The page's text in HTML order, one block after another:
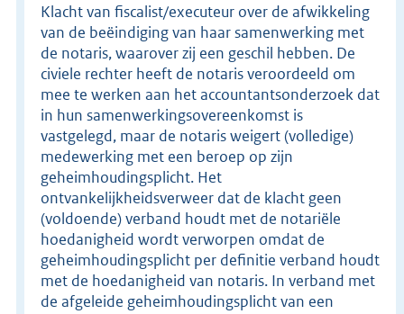
Klacht van fiscalist/executeur over de afwikkeling
van de beëindiging van haar samenwerking met
de notaris, waarover zij een geschil hebben. De
civiele rechter heeft de notaris veroordeeld om
mee te werken aan het accountantsonderzoek dat
in hun samenwerkingsovereenkomst is
vastgelegd, maar de notaris weigert (volledige)
medewerking met een beroep op zijn
geheimhoudingsplicht. Het
ontvankelijkheidsverweer dat de klacht geen
(voldoende) verband houdt met de notariële
hoedanigheid wordt verworpen omdat de
geheimhoudingsplicht per definitie verband houdt
met de hoedanigheid van notaris. In verband met
de afgeleide geheimhoudingsplicht van een